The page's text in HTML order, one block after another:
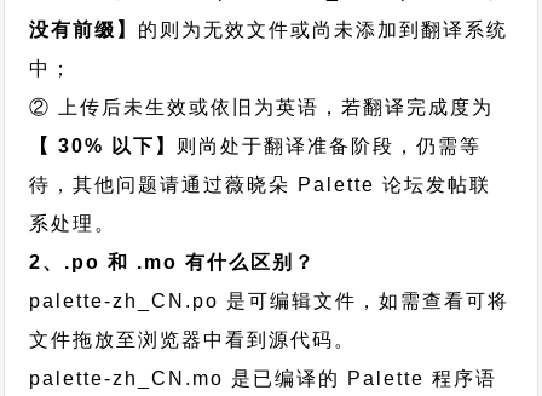
没有前缀】 的则为无效文件或尚未添加到翻译系统
中；
② 上传后未生效或依旧为英语，若翻译完成度为
【 30% 以下】 则尚处于翻译准备阶段，仍需等
待，其他问题请通过薇晓朵 Palette 论坛发帖联
系处理。
2、.po 和 .mo 有什么区别？
palette-zh_CN.po 是可编辑文件，如需查看可将
文件拖放至浏览器中看到源代码。
palette-zh_CN.mo 是已编译的 Palette 程序语